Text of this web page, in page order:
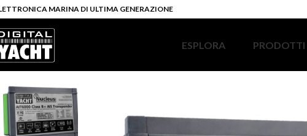
MARINA DI ULTIMA GENERAZIONE
ESPLORA PRODOTTI